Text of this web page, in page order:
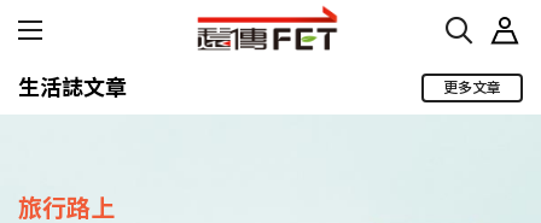
生活誌文章 更多文章
旅行路上